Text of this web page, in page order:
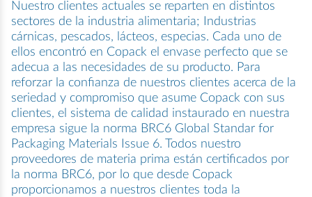
Nuestro clientes actuales se reparten en distintos
sectores de la industria alimentaria; Industrias
cárnicas, pescados, lácteos, especias. Cada uno de
ellos encontró en Copack el envase perfecto que se
adecua a las necesidades de su producto. Para
reforzar la confianza de nuestros clientes acerca de la
seriedad y compromiso que asume Copack con sus
clientes, el sistema de calidad instaurado en nuestra
empresa sigue la norma BRC6 Global Standar for
Packaging Materials Issue 6. Todos nuestro
proveedores de materia prima están certificados por
la norma BRC6, por lo que desde Copack
proporcionamos a nuestros clientes toda la